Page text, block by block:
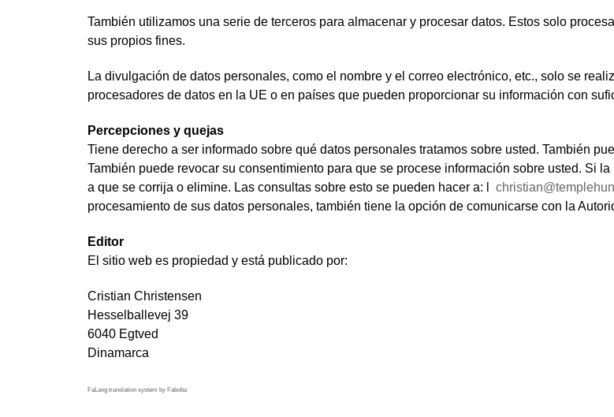
También utilizamos una serie de terceros para almacenar y procesar datos. Estos solo
sus propios fines.
La divulgación de datos personales, como el nombre y el correo electrónico, etc., solo se
procesadores de datos en la UE o en países que pueden proporcionar su información con
Percepciones y quejas
Tiene derecho a ser informado sobre qué datos personales tratamos sobre usted. También
También puede revocar su consentimiento para que se procese información sobre usted. Si
a que se corrija o elimine. Las consultas sobre esto se pueden hacer a: l
procesamiento de sus datos personales, también tiene la opción de comunicarse con la
Editor
El sitio web es propiedad y está publicado por:
Cristian Christensen
Hesselballevej 39
6040 Egtved
Dinamarca
FaLang translation system by Faboba